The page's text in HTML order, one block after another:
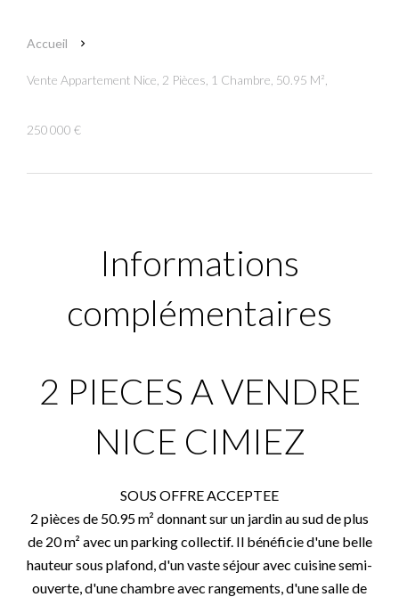
Accueil
Vente Appartement Nice, 2 Pièces, 1 Chambre, 50.95 M²,
250 000 €
Informations
complémentaires
2 PIECES A VENDRE
NICE CIMIEZ
SOUS OFFRE ACCEPTEE
2 pièces de 50.95 m² donnant sur un jardin au sud de plus
de 20 m² avec un parking collectif. Il bénéficie d'une belle
hauteur sous plafond, d'un vaste séjour avec cuisine semi-
ouverte, d'une chambre avec rangements, d'une salle de